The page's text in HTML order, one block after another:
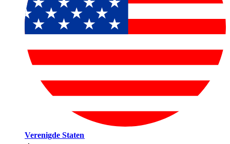
Verenigde Staten​​